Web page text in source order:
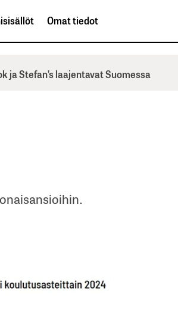
Omat tiedot
ja Stefan’s laajentavat Suomessa